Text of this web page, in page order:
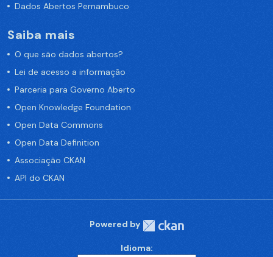
Dados Abertos Pernambuco
Saiba mais
O que são dados abertos?
Lei de acesso a informação
Parceria para Governo Aberto
Open Knowledge Foundation
Open Data Commons
Open Data Definition
Associação CKAN
API do CKAN
Powered by
Idioma